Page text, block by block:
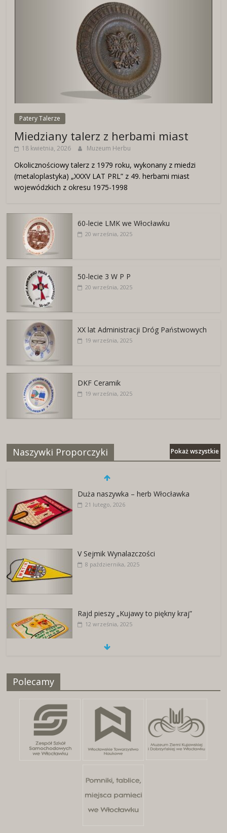
Patery Talerze
Miedziany talerz z herbami miast
18 kwietnia, 2026 Muzeum Herbu
Okolicznościowy talerz z 1979 roku, wykonany z miedzi
(metaloplastyka) „XXXV LAT PRL” z 49. herbami miast
wojewódzkich z okresu 1975-1998
60-lecie LMK we Włocławku
20 września, 2025
50-lecie 3 W P P
20 września, 2025
XX lat Administracji Dróg Państwowych
19 września, 2025
DKF Ceramik
19 września, 2025
Naszywki Proporczyki Pokaż wszystkie
Duża naszywka – herb Włocławka
21 lutego, 2026
V Sejmik Wynalazczości
8 października, 2025
Rajd pieszy „Kujawy to piękny kraj”
12 września, 2025
Polecamy